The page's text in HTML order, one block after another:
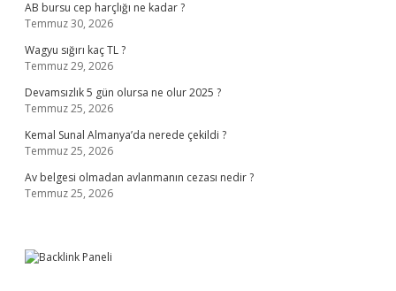
AB bursu cep harçlığı ne kadar ?
Temmuz 30, 2026
Wagyu sığırı kaç TL ?
Temmuz 29, 2026
Devamsızlık 5 gün olursa ne olur 2025 ?
Temmuz 25, 2026
Kemal Sunal Almanya’da nerede çekildi ?
Temmuz 25, 2026
Av belgesi olmadan avlanmanın cezası nedir ?
Temmuz 25, 2026